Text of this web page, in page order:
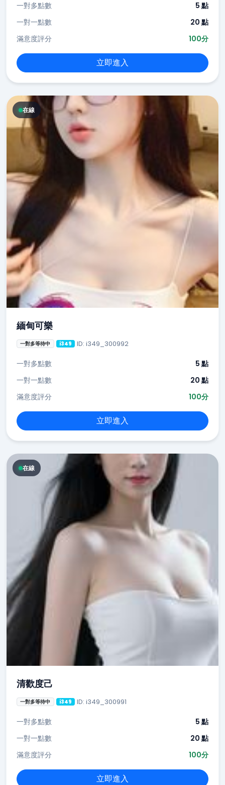
一對多點數
5 點
一對一點數
20 點
滿意度評分
100分
立即進入
在線
緬甸可樂
一對多等待中 i349 ID: i349_300992
一對多點數
5 點
一對一點數
20 點
滿意度評分
100分
立即進入
在線
清歡度己
一對多等待中 i349 ID: i349_300991
一對多點數
5 點
一對一點數
20 點
滿意度評分
100分
立即進入